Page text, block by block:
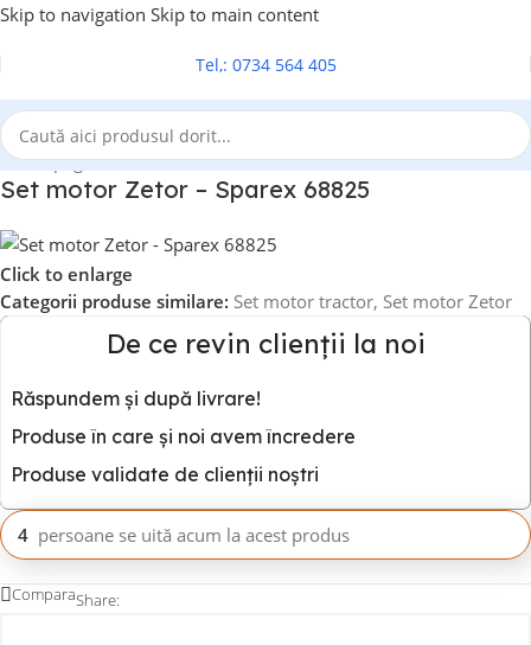
Skip to navigation Skip to main content
Tel,: 0734 564 405
Prima pagină/Set motor tractor/Set motor Zetor
Set motor Zetor – Sparex 68825
Click to enlarge
Categorii produse similare: Set motor tractor, Set motor Zetor
De ce revin clienții la noi
Răspundem și după livrare!
Produse în care și noi avem încredere
Produse validate de clienții noștri
4 persoane se uită acum la acest produs
ComparaShare: